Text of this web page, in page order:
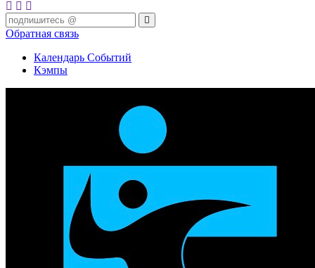
Обратная связь
Календарь Событий
Кэмпы